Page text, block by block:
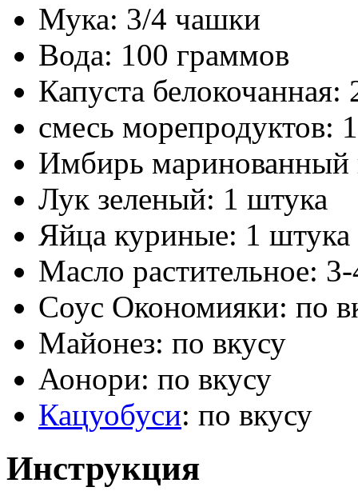
Мука: 3/4 чашки
Вода: 100 граммов
Капуста
смесь морепродуктов:
Имбирь маринованный
Лук зеленый: 1 штука
Яйца куриные: 1 штука
Масло растительное:
Соус Окономияки: по
Майонез: по вкусу
Аонори: по вкусу
Кацуобуси: по вкусу
Инструкция